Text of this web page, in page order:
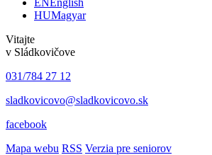
ENEnglish
HUMagyar
Vitajte
v Sládkovičove
031/784 27 12
sladkovicovo@sladkovicovo.sk
facebook
Mapa webu RSS Verzia pre seniorov